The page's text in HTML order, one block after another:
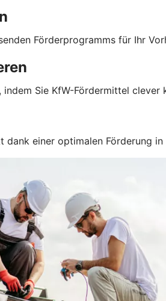
Förderprogramms für Ihr
Sie KfW-Fördermittel clever
dank einer optimalen Förderung in